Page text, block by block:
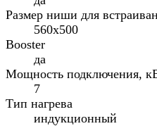
Размер ниши для
560x500
Booster
да
Мощность подключения,
7
Тип нагрева
индукционный